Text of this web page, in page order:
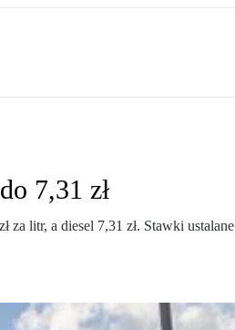
7,31 zł
litr, a diesel 7,31 zł. Stawki